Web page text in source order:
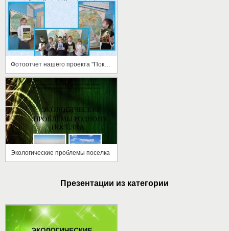
Экологические проблемы поселка
Презентации из категории